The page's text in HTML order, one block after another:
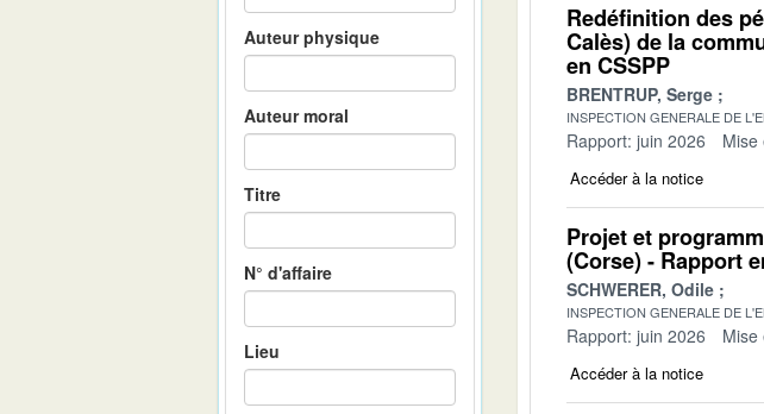
Auteur physique
Auteur moral
Titre
N° d'affaire
Lieu
Redéfinition des
Calès) de la
en CSSPP
BRENTRUP, Serge
INSPECTION GENERALE DE
Rapport: juin 2026 Mise
Accéder à la notice
Projet et
(Corse) - Rapport
SCHWERER, Odile
INSPECTION GENERALE DE
Rapport: juin 2026 Mise
Accéder à la notice